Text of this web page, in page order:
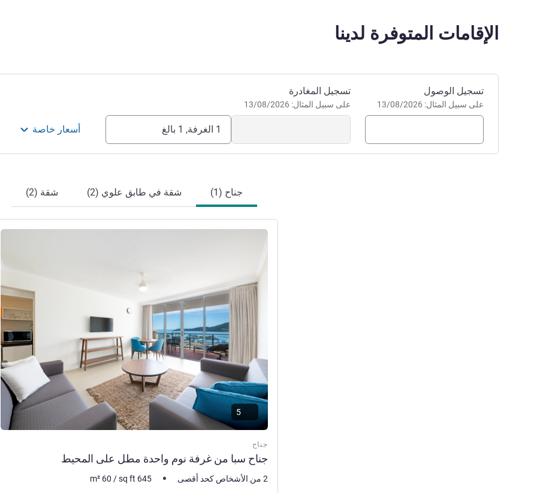
الإقامات المتوفرة لدينا
احجز في هذا الفندق
تسجيل الوصول
على سبيل المثال: 13/08/2026
تسجيل المغادرة
على سبيل المثال: 13/08/2026
1 الغرفة, 1 بالغ أسعار خاصة
جناح (1) شقة في طابق علوي (2) شقة (2)
جناح
جناح سبا من غرفة نوم واحدة مطل على المحيط
راجع التفاصيل
2 من الأشخاص كحد أقصى m² 60 /sq ft 645